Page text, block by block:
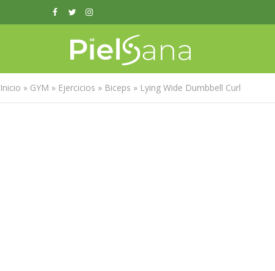
Inicio » GYM » Ejercicios » Biceps » Lying Wide Dumbbell Curl